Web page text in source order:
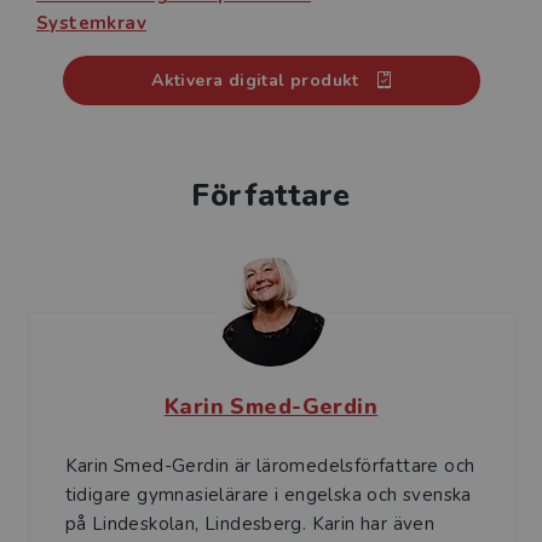
Systemkrav
Aktivera digital produkt
Författare
Karin Smed-Gerdin
Karin Smed-Gerdin är läromedelsförfattare och
tidigare gymnasielärare i engelska och svenska
på Lindeskolan, Lindesberg. Karin har även